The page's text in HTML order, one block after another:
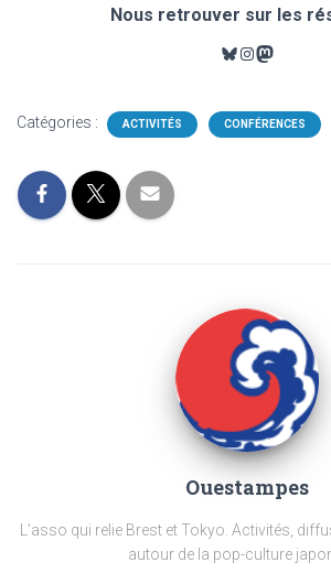
Nous retrouver sur les
Bluesky
Instagram
Mastodon
Catégories : ACTIVITÉS CONFÉRENCES
Ouestampes
L’asso qui relie Brest et Tokyo. Activités,
autour de la pop-culture